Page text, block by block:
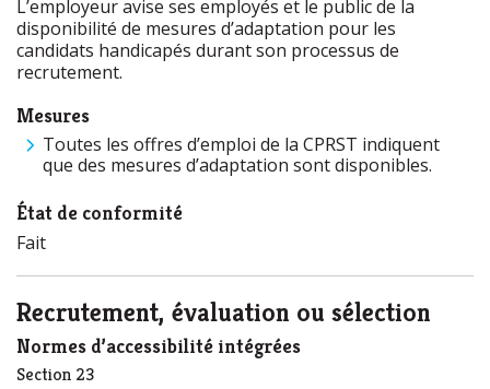
L’employeur avise ses employés et le public de la
disponibilité de mesures d’adaptation pour les
candidats handicapés durant son processus de
recrutement.
Mesures
Toutes les offres d’emploi de la CPRST indiquent
que des mesures d’adaptation sont disponibles.
État de conformité
Fait
Recrutement, évaluation ou sélection
Normes d’accessibilité intégrées
Section 23